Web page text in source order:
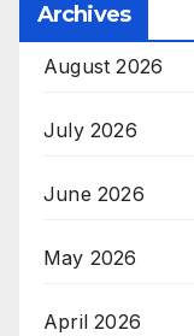
Archives
August 2026
July 2026
June 2026
May 2026
April 2026